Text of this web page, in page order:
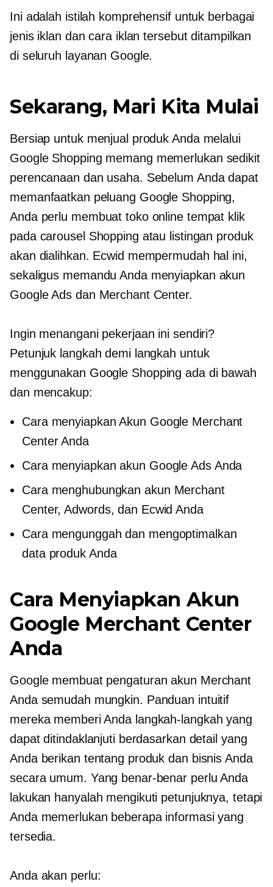
Ini adalah istilah komprehensif untuk berbagai
jenis iklan dan cara iklan tersebut ditampilkan
di seluruh layanan Google.
Sekarang, Mari Kita Mulai
Bersiap untuk menjual produk Anda melalui
Google Shopping memang memerlukan sedikit
perencanaan dan usaha. Sebelum Anda dapat
memanfaatkan peluang Google Shopping,
Anda perlu membuat toko online tempat klik
pada carousel Shopping atau listingan produk
akan dialihkan. Ecwid mempermudah hal ini,
sekaligus memandu Anda menyiapkan akun
Google Ads dan Merchant Center.
Ingin menangani pekerjaan ini sendiri?
Petunjuk langkah demi langkah untuk
menggunakan Google Shopping ada di bawah
dan mencakup:
Cara menyiapkan Akun Google Merchant
Center Anda
Cara menyiapkan akun Google Ads Anda
Cara menghubungkan akun Merchant
Center, Adwords, dan Ecwid Anda
Cara mengunggah dan mengoptimalkan
data produk Anda
Cara Menyiapkan Akun
Google Merchant Center
Anda
Google membuat pengaturan akun Merchant
Anda semudah mungkin. Panduan intuitif
mereka memberi Anda langkah-langkah yang
dapat ditindaklanjuti berdasarkan detail yang
Anda berikan tentang produk dan bisnis Anda
secara umum. Yang benar-benar perlu Anda
lakukan hanyalah mengikuti petunjuknya, tetapi
Anda memerlukan beberapa informasi yang
tersedia.
Anda akan perlu: